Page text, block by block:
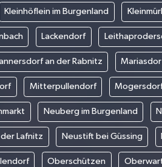
Kleinhöflein im Burgenland
Lackendorf
an der Rabnitz
Mitterpullendorf
Neuberg im Burgenland
Lafnitz Neustift bei Güssing
Oberschützen